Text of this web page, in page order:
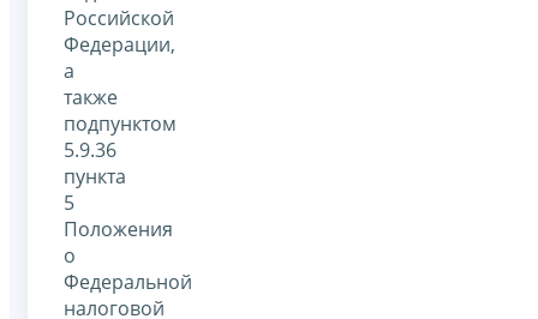
Российской
Федерации,
а
также
подпунктом
5.9.36
пункта
5
Положения
о
Федеральной
налоговой